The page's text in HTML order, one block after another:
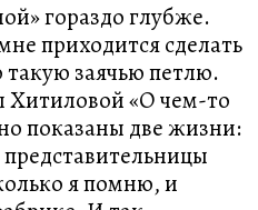
гораздо глубже.
приходится сделать
заячью петлю.
«О чем-то
показаны две жизни:
я помню, и